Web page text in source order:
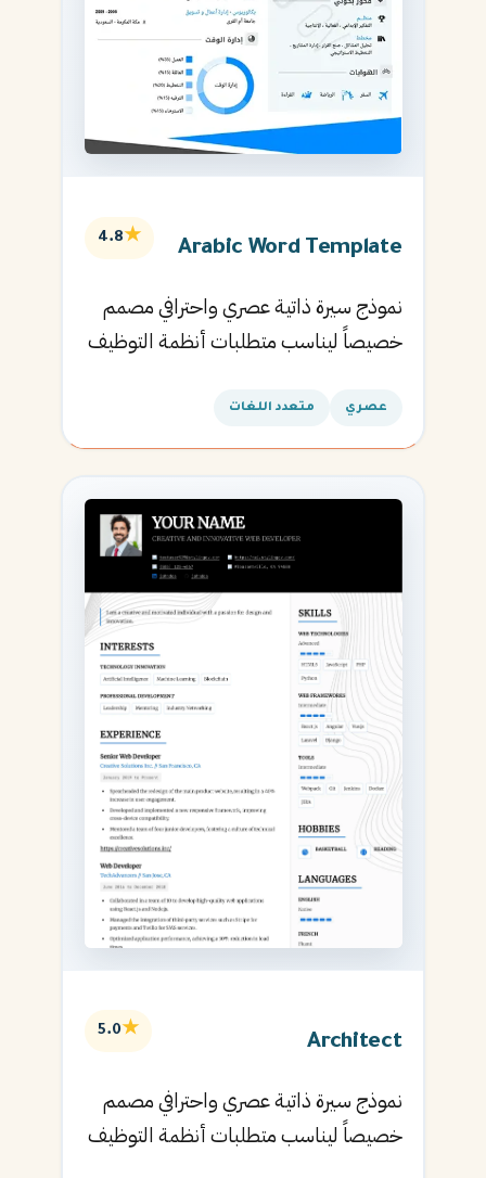
Arabic Word Template
★
4.8
نموذج سيرة ذاتية عصري واحترافي مصمم
خصيصاً ليناسب متطلبات أنظمة التوظيف
القادمة.
عصري متعدد اللغات
Architect
★
5.0
نموذج سيرة ذاتية عصري واحترافي مصمم
خصيصاً ليناسب متطلبات أنظمة التوظيف